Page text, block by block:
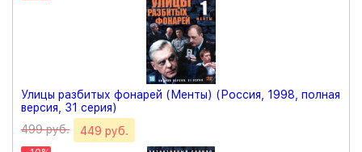
Улицы разбитых фонарей (Менты) (Россия, 1998, полная
версия, 31 серия)
499 руб.
449 руб.